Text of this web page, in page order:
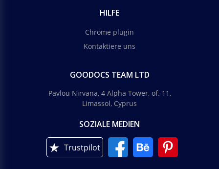
HILFE
Chrome plugin
Kontaktiere uns
GOODOCS TEAM LTD
Pavlou Nirvana, 4 Alpha Tower, of. 11,
Limassol, Cyprus
SOZIALE MEDIEN
Trustpilot